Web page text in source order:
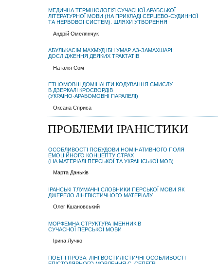
МЕДИЧНА ТЕРМІНОЛОГІЯ СУЧАСНОЇ АРАБСЬКОЇ
ЛІТЕРАТУРНОЇ МОВИ (НА ПРИКЛАДІ СЕРЦЕВО-СУДИННОЇ
ТА НЕРВОВОЇ СИСТЕМ). ШЛЯХИ УТВОРЕННЯ
Андрій Омелянчук
АБУЛЬКАСІМ МАХМУД ІБН УМАР АЗ-ЗАМАХШАРІ:
ДОСЛІДЖЕННЯ ДЕЯКИХ ТРАКТАТІВ
Наталія Сом
ЕТНОМОВНІ ДОМІНАНТИ КОДУВАННЯ СМИСЛУ
В ДЗЕРКАЛІ КРОСВОРДІВ
(УКРАЇНО-АРАБОМОВНІ ПАРАЛЕЛІ)
Оксана Сприса
ПРОБЛЕМИ ІРАНІСТИКИ
ОСОБЛИВОСТІ ПОБУДОВИ НОМІНАТИВНОГО ПОЛЯ
ЕМОЦІЙНОГО КОНЦЕПТУ СТРАХ
(НА МАТЕРІАЛІ ПЕРСЬКОЇ ТА УКРАЇНСЬКОЇ МОВ)
Марта Даньків
ІРАНСЬКІ ТЛУМАЧНІ СЛОВНИКИ ПЕРСЬКОЇ МОВИ ЯК
ДЖЕРЕЛО ЛІНГВІСТИЧНОГО МАТЕРІАЛУ
Олег Кшановський
МОРФЕМНА СТРУКТУРА ІМЕННИКІВ
СУЧАСНОЇ ПЕРСЬКОЇ МОВИ
Ірина Лучко
ПОЕТ І ПРОЗА: ЛІНГВОСТИЛІСТИЧНІ ОСОБЛИВОСТІ